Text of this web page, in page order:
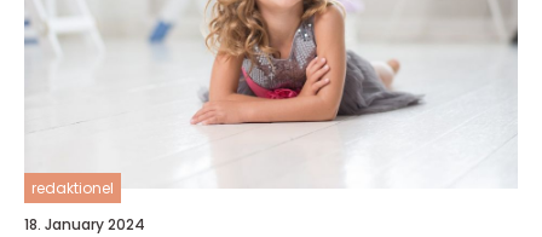
redaktionel
18. January 2024